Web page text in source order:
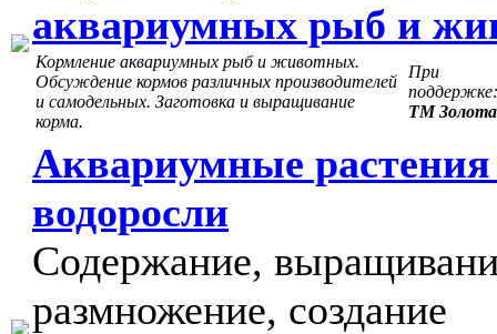
аквариумных рыб и
Кормление аквариумных рыб и животных.
Обсуждение кормов различных производителей
и самодельных. Заготовка и выращивание
корма.
При
поддержке:
ТМ
Аквариумные
водоросли
Содержание,
размножение, создание